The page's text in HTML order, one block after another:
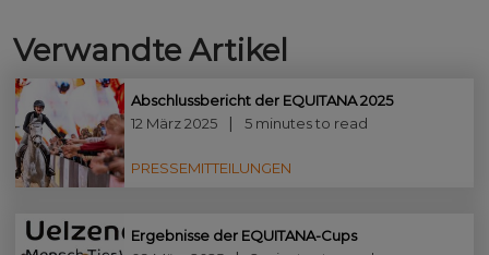
Verwandte Artikel
Abschlussbericht der EQUITANA 2025
12 März 2025
5 minutes to read
PRESSEMITTEILUNGEN
Ergebnisse der EQUITANA-Cups